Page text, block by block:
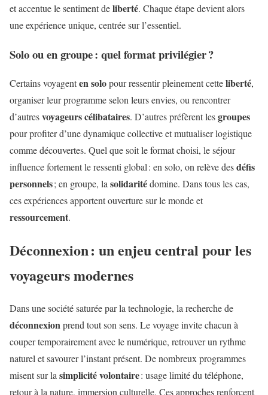
et accentue le sentiment deliberté. Chaque étape devient alors
une expérience unique, centrée sur l’essentiel.
Solo ou en groupe : quel format privilégier ?
Certains voyagenten solopour ressentir pleinement cetteliberté,
organiser leur programme selon leurs envies, ou rencontrer
d’autresvoyageurs célibataires. D’autres préfèrent lesgroupes
pour profiter d’une dynamique collective et mutualiser logistique
comme découvertes. Quel que soit le format choisi, le séjour
influence fortement le ressenti global : en solo, on relève desdéfis
personnels; en groupe, lasolidaritédomine. Dans tous les cas,
ces expériences apportent ouverture sur le monde et
ressourcement.
Déconnexion : un enjeu central pour les
voyageurs modernes
Dans une société saturée par la technologie, la recherche de
déconnexionprend tout son sens. Le voyage invite chacun à
couper temporairement avec le numérique, retrouver un rythme
naturel et savourer l’instant présent. De nombreux programmes
misent sur lasimplicité volontaire: usage limité du téléphone,
retour à la nature, immersion culturelle. Ces approches renforcent